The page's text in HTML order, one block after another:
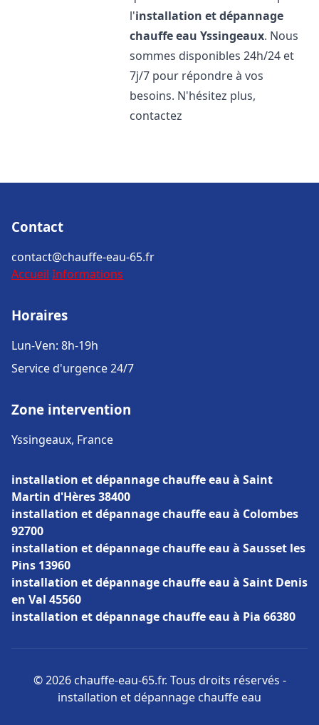
l'installation et dépannage
chauffe eau Yssingeaux. Nous
sommes disponibles 24h/24 et
7j/7 pour répondre à vos
besoins. N'hésitez plus,
contactez
Contact
contact@chauffe-eau-65.fr
Accueil Informations
Horaires
Lun-Ven: 8h-19h
Service d'urgence 24/7
Zone intervention
Yssingeaux, France
installation et dépannage chauffe eau à Saint
Martin d'Hères 38400
installation et dépannage chauffe eau à Colombes
92700
installation et dépannage chauffe eau à Sausset les
Pins 13960
installation et dépannage chauffe eau à Saint Denis
en Val 45560
installation et dépannage chauffe eau à Pia 66380
© 2026 chauffe-eau-65.fr. Tous droits réservés -
installation et dépannage chauffe eau